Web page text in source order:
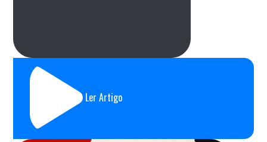
Ler Artigo